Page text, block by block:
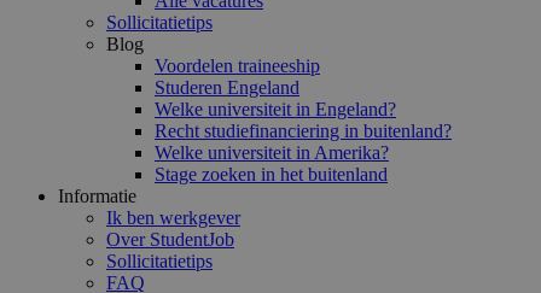
Sollicitatietips
Blog
Voordelen traineeship
Studeren Engeland
Welke universiteit in Engeland?
Recht studiefinanciering in buitenland?
Welke universiteit in Amerika?
Stage zoeken in het buitenland
Informatie
Ik ben werkgever
Over StudentJob
Sollicitatietips
FAQ